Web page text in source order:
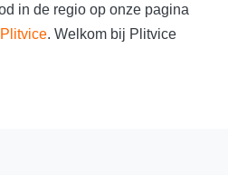
in de regio op onze pagina
. Welkom bij Plitvice